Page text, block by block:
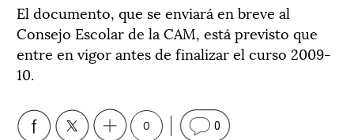
El documento, que se enviará en breve al
Consejo Escolar de la CAM, está previsto que
entre en vigor antes de finalizar el curso 2009-
10.
0 0